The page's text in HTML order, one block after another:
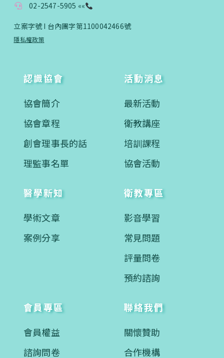
02-2547-5905 ««
立案字號 I 台內團字第1100042466號
隱私權政策
認識協會
協會簡介
協會章程
創會理事長的話
理監事名單
活動消息
最新活動
衛教講座
培訓課程
協會活動
醫學新知
學術文章
案例分享
衛教專區
影音學習
常見問題
評量問卷
預約諮詢
會員專區
會員權益
諮詢問卷
聯絡我們
關懷贊助
合作機構